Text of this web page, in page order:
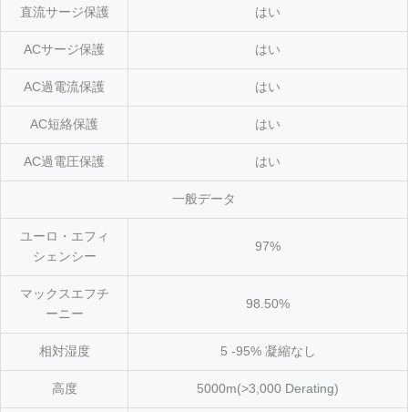
直流サージ保護 はい
ACサージ保護 はい
AC過電流保護 はい
AC短絡保護 はい
AC過電圧保護 はい
一般データ
ユーロ・エフィ
シェンシー
97%
マックスエフチ
ーニー
98.50%
相対湿度 5 -95% 凝縮なし
高度 5000m(>3,000 Derating)